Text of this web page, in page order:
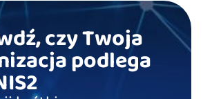
czy Twoja
podlega